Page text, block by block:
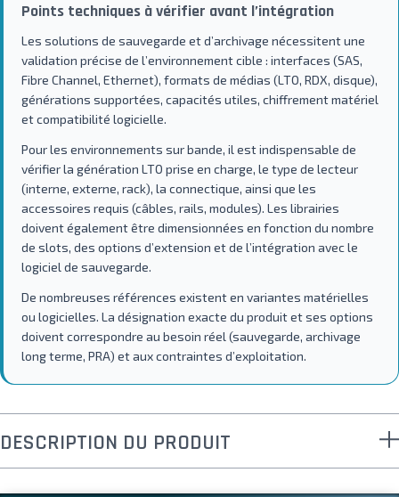
Points techniques à vérifier avant l’intégration
Les solutions de sauvegarde et d’archivage nécessitent une
validation précise de l’environnement cible : interfaces (SAS,
Fibre Channel, Ethernet), formats de médias (LTO, RDX, disque),
générations supportées, capacités utiles, chiffrement matériel
et compatibilité logicielle.
Pour les environnements sur bande, il est indispensable de
vérifier la génération LTO prise en charge, le type de lecteur
(interne, externe, rack), la connectique, ainsi que les
accessoires requis (câbles, rails, modules). Les librairies
doivent également être dimensionnées en fonction du nombre
de slots, des options d’extension et de l’intégration avec le
logiciel de sauvegarde.
De nombreuses références existent en variantes matérielles
ou logicielles. La désignation exacte du produit et ses options
doivent correspondre au besoin réel (sauvegarde, archivage
long terme, PRA) et aux contraintes d’exploitation.
DESCRIPTION DU PRODUIT